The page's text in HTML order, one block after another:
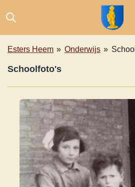
direct
naar
de
Esters Heem » Onderwijs »
Schoolfoto's